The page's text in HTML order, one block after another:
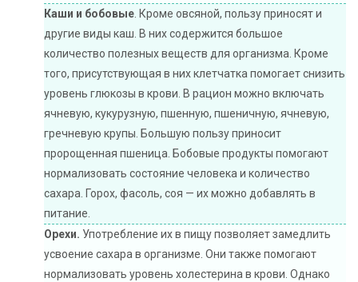
Каши и бобовые . Кроме овсяной, пользу приносят и
другие виды каш. В них содержится большое
количество полезных веществ для организма. Кроме
того, присутствующая в них клетчатка помогает снизить
уровень глюкозы в крови. В рацион можно включать
ячневую, кукурузную, пшенную, пшеничную, ячневую,
гречневую крупы. Большую пользу приносит
пророщенная пшеница. Бобовые продукты помогают
нормализовать состояние человека и количество
сахара. Горох, фасоль, соя — их можно добавлять в
питание.
Орехи. Употребление их в пищу позволяет замедлить
усвоение сахара в организме. Они также помогают
нормализовать уровень холестерина в крови. Однако